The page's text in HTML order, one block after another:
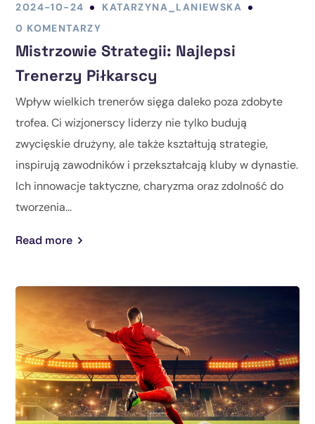
2024-10-24
KATARZYNA_LANIEWSKA
0 KOMENTARZY
Mistrzowie Strategii: Najlepsi
Trenerzy Piłkarscy
Wpływ wielkich trenerów sięga daleko poza zdobyte
trofea. Ci wizjonerscy liderzy nie tylko budują
zwycięskie drużyny, ale także kształtują strategie,
inspirują zawodników i przekształcają kluby w dynastie.
Ich innowacje taktyczne, charyzma oraz zdolność do
tworzenia...
Read more